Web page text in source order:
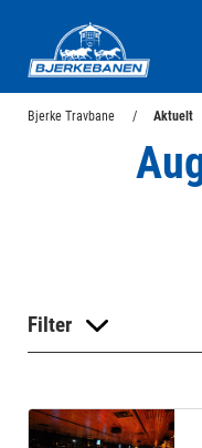
Bjerke Travbane Aktuelt
Filter